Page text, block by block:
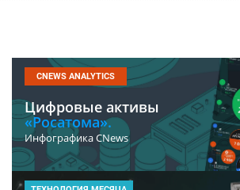
CNEWS ANALYTICS
Цифровые активы
«Росатома».
Инфографика CNews